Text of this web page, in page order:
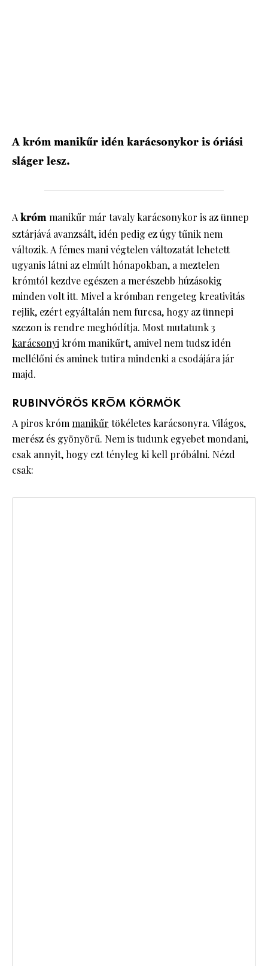
A króm manikűr idén karácsonykor is óriási
sláger lesz.
Akrómmanikűr már tavaly karácsonykor is az ünnep
sztárjává avanzsált, idén pedig ez úgy tűnik nem
változik. A fémes mani végtelen változatát lehetett
ugyanis látni az elmúlt hónapokban, a meztelen
krómtól kezdve egészen a merészebb húzásokig
minden volt itt. Mivel a krómban rengeteg kreativitás
rejlik, ezért egyáltalán nem furcsa, hogy az ünnepi
szezon is rendre meghódítja. Most mutatunk 3
karácsonyi króm manikűrt, amivel nem tudsz idén
mellélőni és aminek tutira mindenki a csodájára jár
majd.
RUBINVÖRÖS KRÓM KÖRMÖK
A piros krómmanikűr tökéletes karácsonyra. Világos,
merész és gyönyörű. Nem is tudunk egyebet mondani,
csak annyit, hogy ezt tényleg ki kell próbálni. Nézd
csak: